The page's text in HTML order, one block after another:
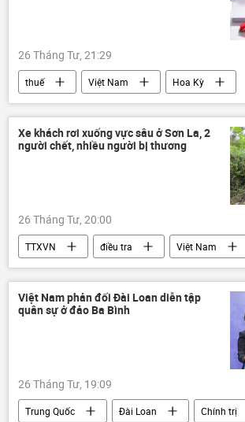
26 Tháng Tư, 21:29
thuế Việt Nam
Hoa Kỳ
Kinh tế
Chính trị
Thế giới
Trung Quốc
logistics
nhập khẩu
xuất nhập khẩu
Indonesia
Australia
Xe khách rơi xuống vực sâu ở Sơn La, 2
người chết, nhiều người bị thương
26 Tháng Tư, 20:00
TTXVN điều tra
Việt Nam
bị thương
cái chết
tử vong
Sơn La
Việt Nam phản đối Đài Loan diễn tập
quân sự ở đảo Ba Bình
26 Tháng Tư, 19:09
Trung Quốc Đài Loan
Chính trị